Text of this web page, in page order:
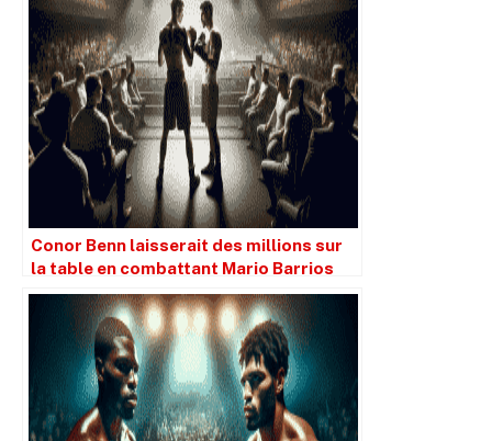
Conor Benn laisserait des millions sur
la table en combattant Mario Barrios
plutôt que Chris Eubank Jnr.